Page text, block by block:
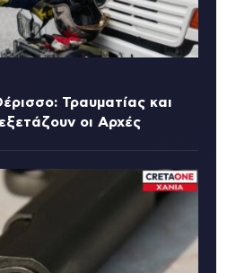
Τραυματίας και
οι Αρχές